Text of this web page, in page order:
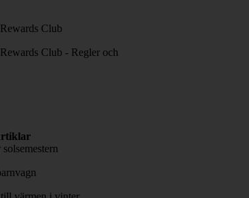
Club
Club - Regler och